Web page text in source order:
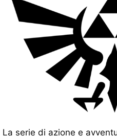
La serie di azione e